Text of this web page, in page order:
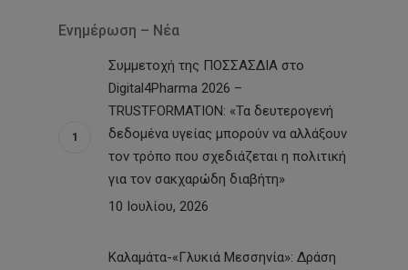
Ενημέρωση – Νέα
Συμμετοχή της ΠΟΣΣΑΣΔΙΑ στο
Digital4Pharma 2026 –
TRUSTFORMATION: «Τα δευτερογενή
δεδομένα υγείας μπορούν να αλλάξουν
τον τρόπο που σχεδιάζεται η πολιτική
για τον σακχαρώδη διαβήτη»
10 Ιουλίου, 2026
Καλαμάτα-«Γλυκιά Μεσσηνία»: Δράση